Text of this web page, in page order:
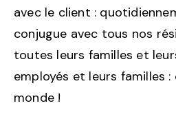
avec le client :
conjugue avec tous nos
toutes leurs familles et
employés et leurs familles
monde !